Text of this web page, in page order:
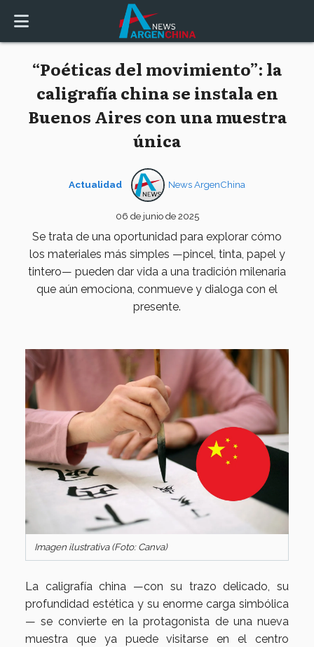
“Poéticas del movimiento”: la
caligrafía china se instala en
Buenos Aires con una muestra
única
Se trata de una oportunidad para explorar cómo
los materiales más simples —pincel, tinta, papel y
tintero— pueden dar vida a una tradición milenaria
que aún emociona, conmueve y dialoga con el
presente.
Actualidad
06 de junio de 2025
News ArgenChina
Imagen ilustrativa (Foto: Canva)
La caligrafía china —con su trazo delicado, su
profundidad estética y su enorme carga simbólica
— se convierte en la protagonista de una nueva
muestra que ya puede visitarse en el centro